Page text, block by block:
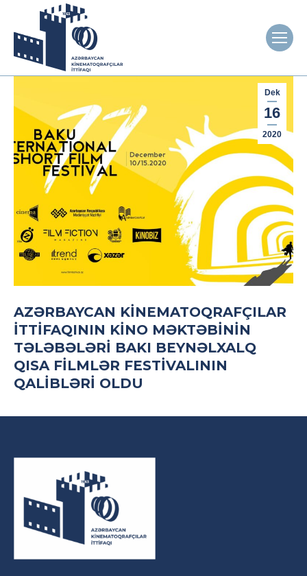
Dek
16
2020
AZƏRBAYCAN KINEMATOQRAFÇILAR
İTTIFAQININ KINO MƏKTƏBININ
TƏLƏBƏLƏRI BAKI BEYNƏLXALQ
QISA FILMLƏR FESTIVALININ
QALIBLƏRI OLDU